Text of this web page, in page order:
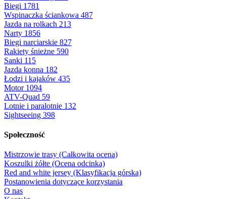
Biegi 1781
Wspinaczka ściankowa 487
Jazda na rolkach 213
Narty 1856
Biegi narciarskie 827
Rakiety śnieżne 590
Sanki 115
Jazda konna 182
Łodzi i kajaków 435
Motor 1094
ATV-Quad 59
Lotnie i paralotnie 132
Sightseeing 398
Społeczność
Mistrzowie trasy (Całkowita ocena)
Koszulki żółte (Ocena odcinka)
Red and white jersey (Klasyfikacja górska)
Postanowienia dotyczące korzystania
O nas